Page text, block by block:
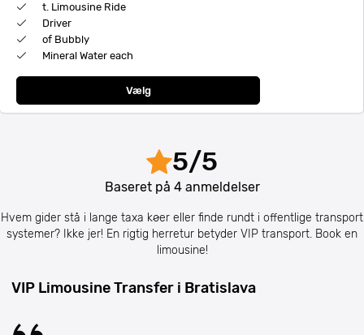
t. Limousine Ride
Driver
of Bubbly
Mineral Water each
Vælg
5/5
Baseret på 4anmeldelser
Hvem gider stå i lange taxa køer eller finde rundt i offentlige transport
systemer? Ikke jer! En rigtig herretur betyder VIP transport. Book en
limousine!
VIP Limousine Transfer i Bratislava